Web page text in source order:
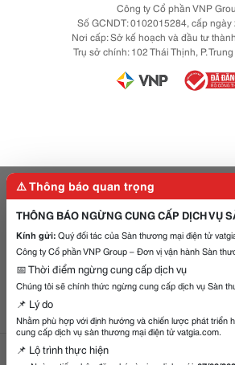
Công ty Cổ phần VNP
Số GCNDT: 0102015284, cấp ngày
Nơi cấp: Sở kế hoạch và đầu tư
Trụ sở chính: 102 Thái Thịnh, P.
⚠️ Thông báo quan trọng
THÔNG BÁO NGỪNG CUNG CẤP DỊCH VỤ
Kính gửi:Quý đối tác của Sàn thương mại điện tử
Công ty Cổ phần VNP Group – Đơn vị vận hành Sàn
📅 Thời điểm ngừng cung cấp dịch vụ
Chúng tôi sẽ chính thức ngừng cung cấp dịch vụ Sàn
📌 Lý do
Nhằm phù hợp với định hướng và chiến lược phát triển
cung cấp dịch vụ sàn thương mại điện tử vatgia.com.
📌 Lộ trình thực hiện